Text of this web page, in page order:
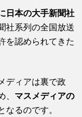
日本の大手新聞社
社系列の全国放送
を認められてきた
ディアは裏で政
、 マスメディアの
なるのです。